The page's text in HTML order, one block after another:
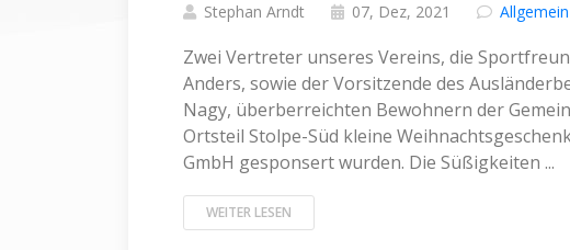
Stephan Arndt 07, Dez, 2021 Allgemein
Zwei Vertreter unseres Vereins, die
Anders, sowie der Vorsitzende des
Nagy, überberreichten Bewohnern der
Ortsteil Stolpe-Süd kleine
GmbH gesponsert wurden. Die Süßigkeiten ...
WEITER LESEN